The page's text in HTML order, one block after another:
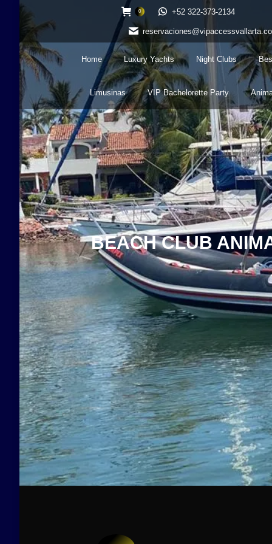
0 +52 322-373-2134
Home Luxury Yachts Night Clubs
Limusinas VIP Bachelorette Party
BEACH CLUB